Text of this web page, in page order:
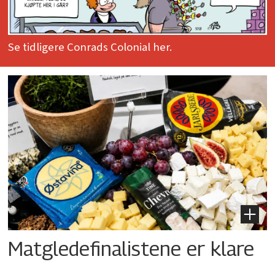
Se tidligere Conrads Colonial her.
Matgledefinalistene er klare